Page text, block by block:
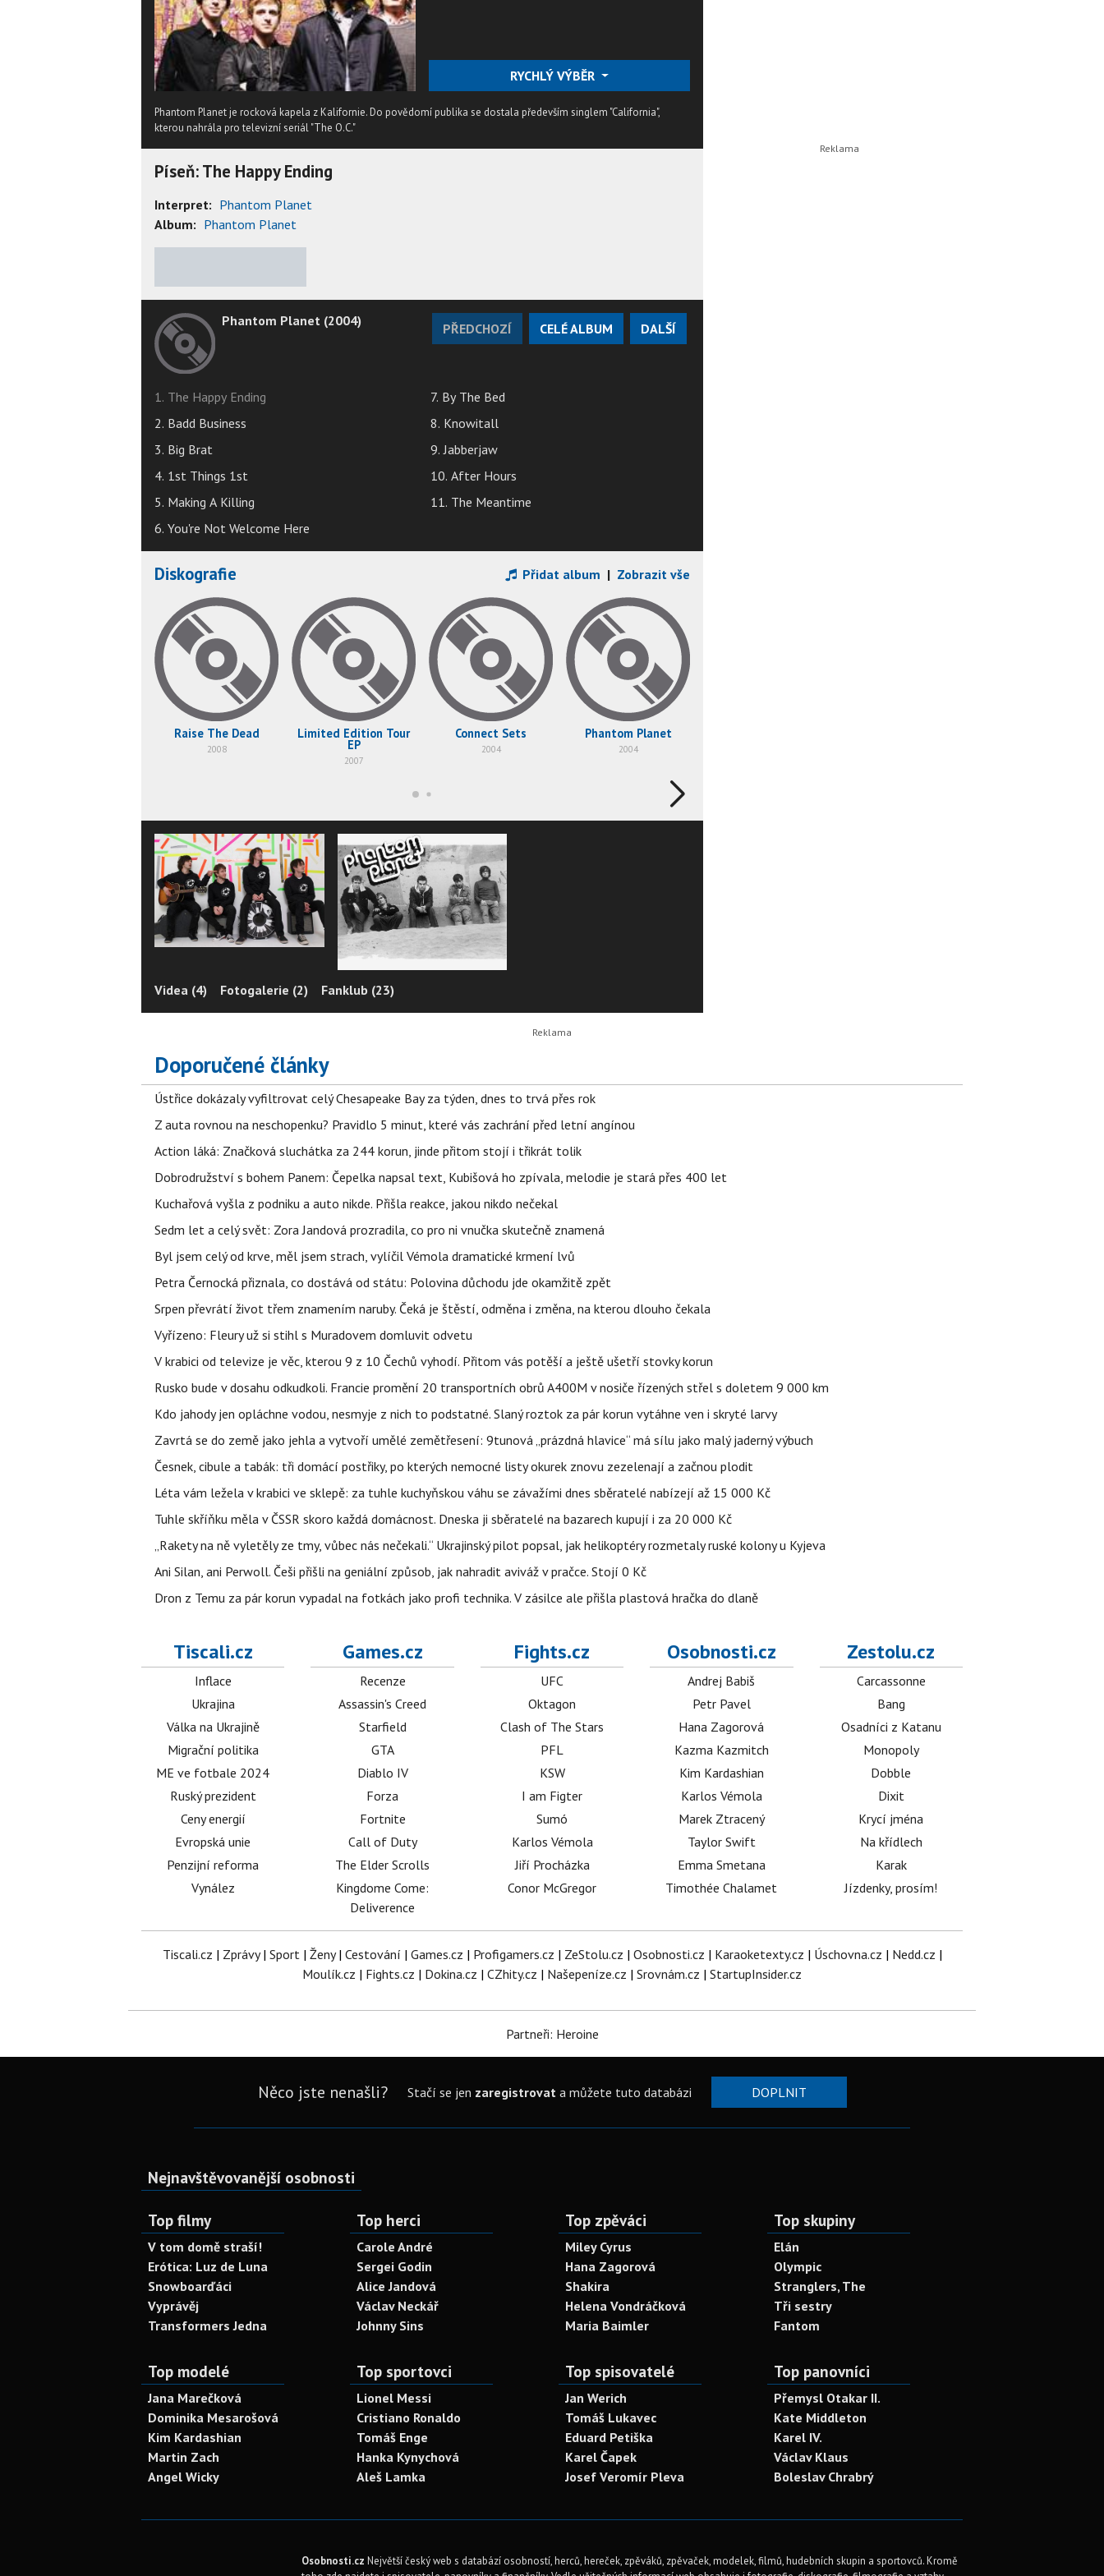
RYCHLÝ VÝBĚR
Phantom Planet je rocková kapela z Kalifornie. Do povědomí publika se dostala především singlem "California",
kterou nahrála pro televizní seriál "The O.C."
Píseň: The Happy Ending
Interpret: Phantom Planet
Album: Phantom Planet
Phantom Planet (2004) PŘEDCHOZÍ CELÉ ALBUM DALŠÍ
1. The Happy Ending
2. Badd Business
3. Big Brat
4. 1st Things 1st
5. Making A Killing
6. You're Not Welcome Here
7. By The Bed
8. Knowitall
9. Jabberjaw
10. After Hours
11. The Meantime
Diskografie Přidat album | Zobrazit vše
Raise The Dead
2008
Limited Edition Tour
EP
2007
Connect Sets
2004
Phantom Planet
2004
Videa (4) Fotogalerie (2) Fanklub (23)
Doporučené články
Ústřice dokázaly vyfiltrovat celý Chesapeake Bay za týden, dnes to trvá přes rok
Z auta rovnou na neschopenku? Pravidlo 5 minut, které vás zachrání před letní angínou
Action láká: Značková sluchátka za 244 korun, jinde přitom stojí i třikrát tolik
Dobrodružství s bohem Panem: Čepelka napsal text, Kubišová ho zpívala, melodie je stará přes 400 let
Kuchařová vyšla z podniku a auto nikde. Přišla reakce, jakou nikdo nečekal
Sedm let a celý svět: Zora Jandová prozradila, co pro ni vnučka skutečně znamená
Byl jsem celý od krve, měl jsem strach, vylíčil Vémola dramatické krmení lvů
Petra Černocká přiznala, co dostává od státu: Polovina důchodu jde okamžitě zpět
Srpen převrátí život třem znamením naruby. Čeká je štěstí, odměna i změna, na kterou dlouho čekala
Vyřízeno: Fleury už si stihl s Muradovem domluvit odvetu
V krabici od televize je věc, kterou 9 z 10 Čechů vyhodí. Přitom vás potěší a ještě ušetří stovky korun
Rusko bude v dosahu odkudkoli. Francie promění 20 transportních obrů A400M v nosiče řízených střel s doletem 9 000 km
Kdo jahody jen opláchne vodou, nesmyje z nich to podstatné. Slaný roztok za pár korun vytáhne ven i skryté larvy
Zavrtá se do země jako jehla a vytvoří umělé zemětřesení: 9tunová „prázdná hlavice“ má sílu jako malý jaderný výbuch
Česnek, cibule a tabák: tři domácí postřiky, po kterých nemocné listy okurek znovu zezelenají a začnou plodit
Léta vám ležela v krabici ve sklepě: za tuhle kuchyňskou váhu se závažími dnes sběratelé nabízejí až 15 000 Kč
Tuhle skříňku měla v ČSSR skoro každá domácnost. Dneska ji sběratelé na bazarech kupují i za 20 000 Kč
„Rakety na ně vyletěly ze tmy, vůbec nás nečekali.“ Ukrajinský pilot popsal, jak helikoptéry rozmetaly ruské kolony u Kyjeva
Ani Silan, ani Perwoll. Češi přišli na geniální způsob, jak nahradit aviváž v pračce. Stojí 0 Kč
Dron z Temu za pár korun vypadal na fotkách jako profi technika. V zásilce ale přišla plastová hračka do dlaně
Tiscali.cz
Inflace
Ukrajina
Válka na Ukrajině
Migrační politika
ME ve fotbale 2024
Ruský prezident
Ceny energií
Evropská unie
Penzijní reforma
Vynález
Games.cz
Recenze
Assassin's Creed
Starfield
GTA
Diablo IV
Forza
Fortnite
Call of Duty
The Elder Scrolls
Kingdome Come:
Deliverence
Fights.cz
UFC
Oktagon
Clash of The Stars
PFL
KSW
I am Figter
Sumó
Karlos Vémola
Jiří Procházka
Conor McGregor
Osobnosti.cz
Andrej Babiš
Petr Pavel
Hana Zagorová
Kazma Kazmitch
Kim Kardashian
Karlos Vémola
Marek Ztracený
Taylor Swift
Emma Smetana
Timothée Chalamet
Zestolu.cz
Carcassonne
Bang
Osadníci z Katanu
Monopoly
Dobble
Dixit
Krycí jména
Na křídlech
Karak
Jízdenky, prosím!
Tiscali.cz | Zprávy| Sport| Ženy| Cestování | Games.cz | Profigamers.cz | ZeStolu.cz | Osobnosti.cz | Karaoketexty.cz | Úschovna.cz | Nedd.cz |
Moulík.cz | Fights.cz | Dokina.cz | CZhity.cz | Našepeníze.cz | Srovnám.cz | StartupInsider.cz
Partneři: Heroine
Něco jste nenašli? Stačí se jen zaregistrovata můžete tuto databázi DOPLNIT
Nejnavštěvovanější osobnosti
Top filmy
V tom domě straší!
Erótica: Luz de Luna
Snowboarďáci
Vyprávěj
Transformers Jedna
Top herci
Carole André
Sergei Godin
Alice Jandová
Václav Neckář
Johnny Sins
Top zpěváci
Miley Cyrus
Hana Zagorová
Shakira
Helena Vondráčková
Maria Baimler
Top skupiny
Elán
Olympic
Stranglers, The
Tři sestry
Fantom
Top modelé
Jana Marečková
Dominika Mesarošová
Kim Kardashian
Martin Zach
Angel Wicky
Top sportovci
Lionel Messi
Cristiano Ronaldo
Tomáš Enge
Hanka Kynychová
Aleš Lamka
Top spisovatelé
Jan Werich
Tomáš Lukavec
Eduard Petiška
Karel Čapek
Josef Veromír Pleva
Top panovníci
Přemysl Otakar II.
Kate Middleton
Karel IV.
Václav Klaus
Boleslav Chrabrý
Osobnosti.cz Největší český web s databází osobností, herců, hereček, zpěváků, zpěvaček, modelek, filmů, hudebních skupin a sportovců. Kromě